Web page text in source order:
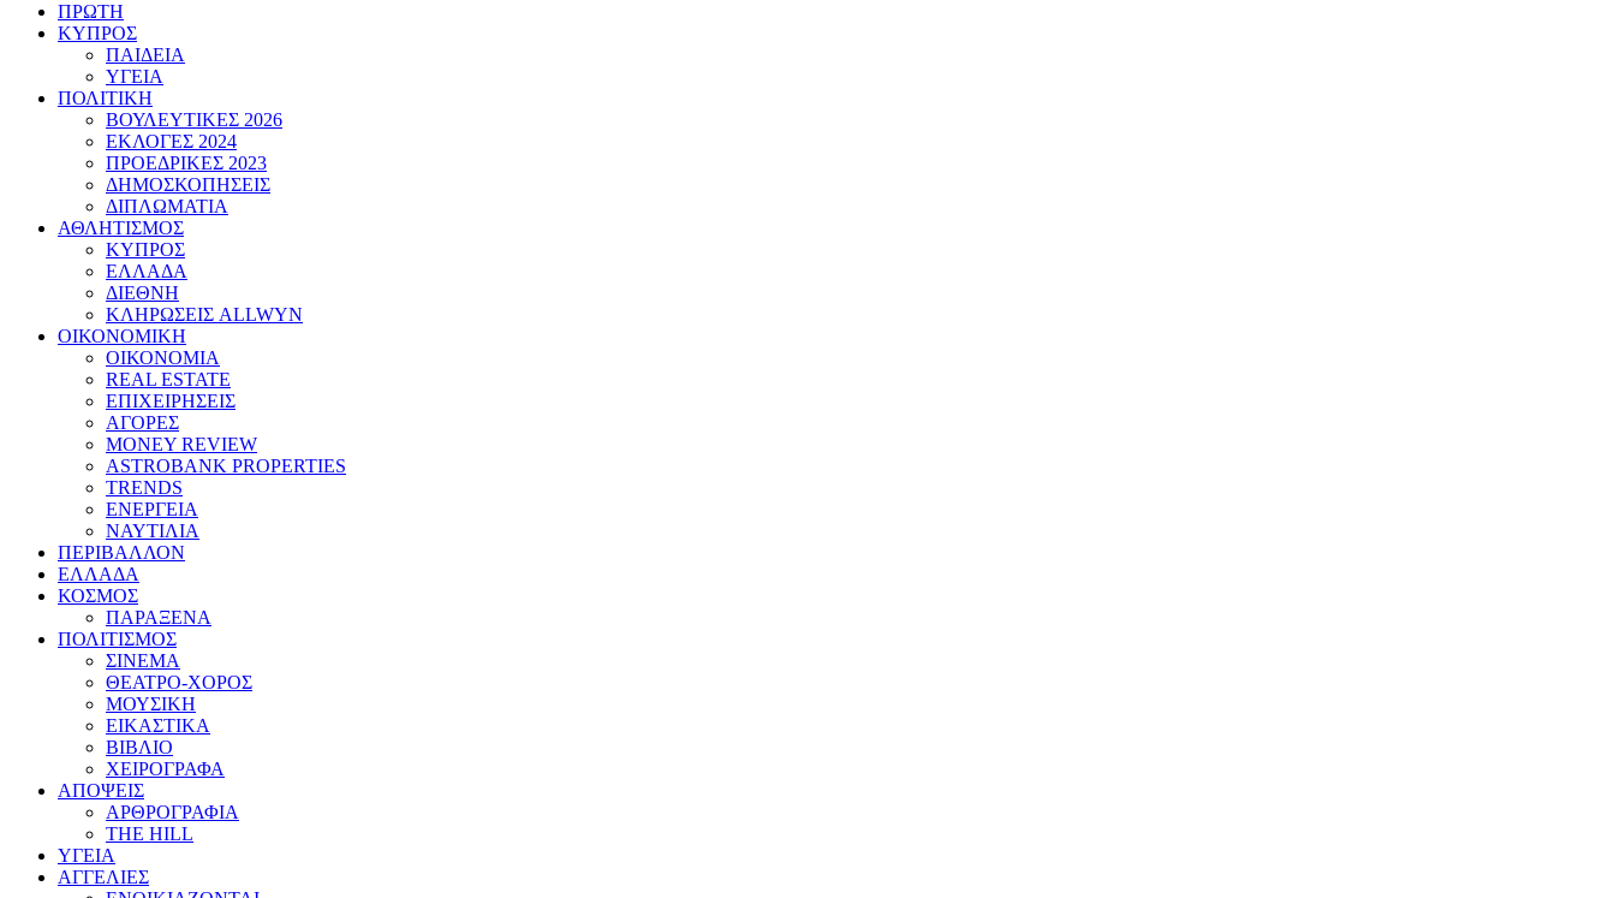
ΠΡΩΤΗ
ΚΥΠΡΟΣ
ΠΑΙΔΕΙΑ
ΥΓΕΙΑ
ΠΟΛΙΤΙΚΗ
ΒΟΥΛΕΥΤΙΚΕΣ 2026
ΕΚΛΟΓΕΣ 2024
ΠΡΟΕΔΡΙΚΕΣ 2023
ΔΗΜΟΣΚΟΠΗΣΕΙΣ
ΔΙΠΛΩΜΑΤΙΑ
ΑΘΛΗΤΙΣΜΟΣ
ΚΥΠΡΟΣ
ΕΛΛΑΔΑ
ΔΙΕΘΝΗ
ΚΛΗΡΩΣΕΙΣ ALLWYN
ΟΙΚΟΝΟΜΙΚΗ
ΟΙΚΟΝΟΜΙΑ
REAL ESTATE
ΕΠΙΧΕΙΡΗΣΕΙΣ
ΑΓΟΡΕΣ
MONEY REVIEW
ASTROBANK PROPERTIES
TRENDS
ΕΝΕΡΓΕΙΑ
ΝΑΥΤΙΛΙΑ
ΠΕΡΙΒΑΛΛΟΝ
ΕΛΛΑΔΑ
ΚΟΣΜΟΣ
ΠΑΡΑΞΕΝΑ
ΠΟΛΙΤΙΣΜΟΣ
ΣΙΝΕΜΑ
ΘΕΑΤΡΟ-ΧΟΡΟΣ
ΜΟΥΣΙΚΗ
ΕΙΚΑΣΤΙΚΑ
ΒΙΒΛΙΟ
ΧΕΙΡΟΓΡΑΦΑ
ΑΠΟΨΕΙΣ
ΑΡΘΡΟΓΡΑΦΙΑ
THE HILL
ΥΓΕΙΑ
ΑΓΓΕΛΙΕΣ